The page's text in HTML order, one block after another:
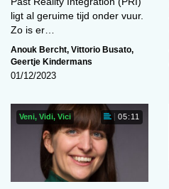
ligt al geruime tijd onder vuur.
Zo is er…
Anouk Bercht, Vittorio Busato,
Geertje Kindermans
01/12/2023
Veni, Vidi, Vici 05:11